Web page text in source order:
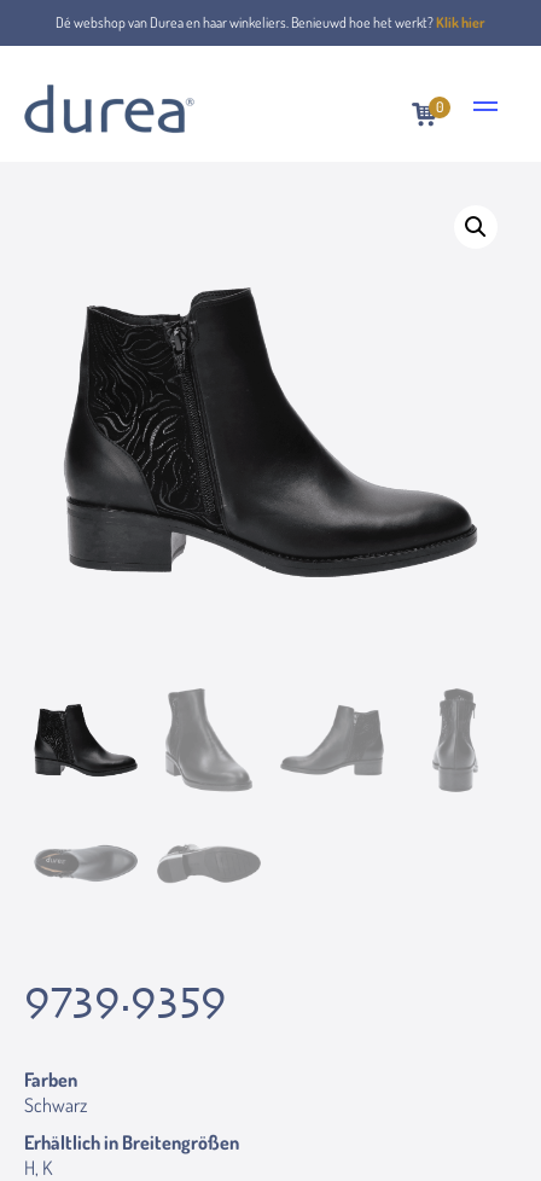
Dé webshop van Durea en haar winkeliers. Benieuwd hoe het werkt?Klik hier
0
Home Stiefeletten
9739.9359
Farben
Schwarz
Erhältlich in Breitengrößen
H, K